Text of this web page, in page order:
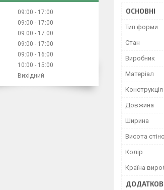
ОСНОВНІ
Тип форми
Стан
Виробник
Матеріал
Довжина
Ширина
Висота
Колір
Країна
09:00
17:00
09:00
17:00
09:00
17:00
09:00
17:00
09:00
16:00
10:00
15:00
Вихідний